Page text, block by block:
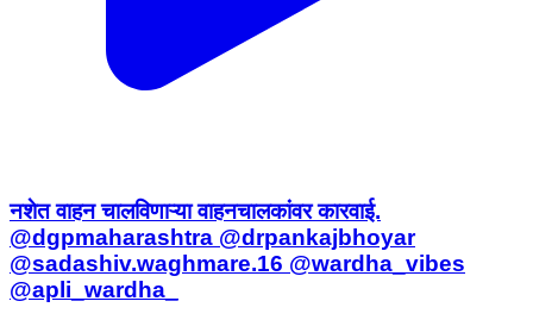
नशेत वाहन चालविणाऱ्या वाहनचालकांवर कारवाई.
@dgpmaharashtra @drpankajbhoyar
@sadashiv.waghmare.16 @wardha_vibes
@apli_wardha_